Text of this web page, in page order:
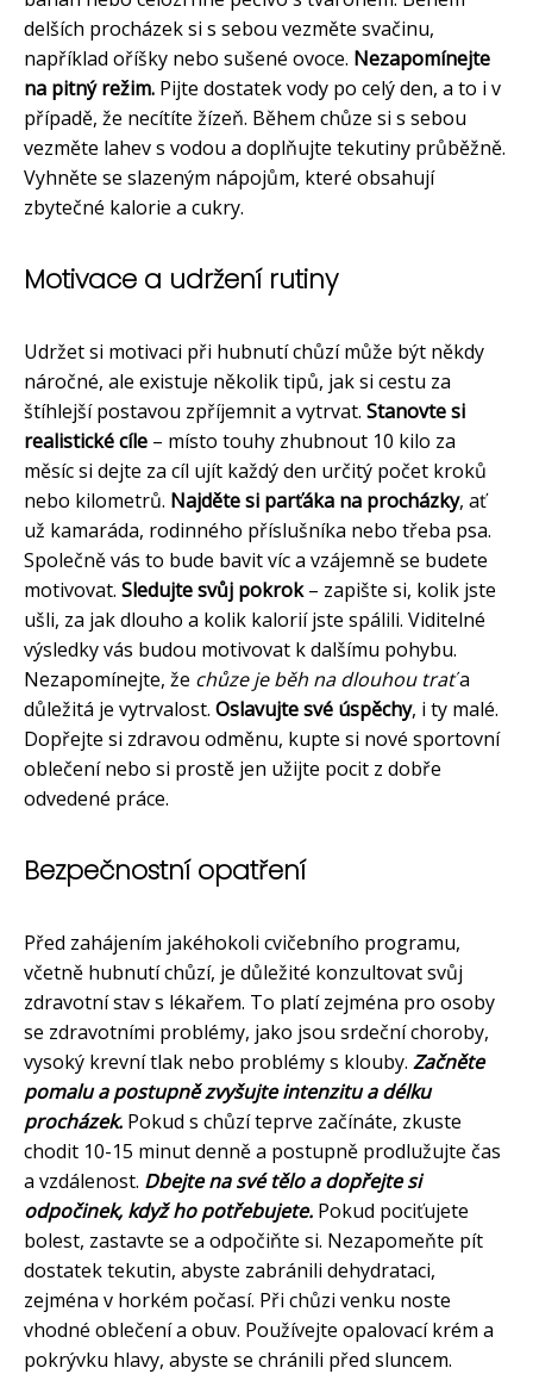
delších procházek si s sebou vezměte svačinu,
například oříšky nebo sušené ovoce. Nezapomínejte
na pitný režim. Pijte dostatek vody po celý den, a to i v
případě, že necítíte žízeň. Během chůze si s sebou
vezměte lahev s vodou a doplňujte tekutiny průběžně.
Vyhněte se slazeným nápojům, které obsahují
zbytečné kalorie a cukry.
Motivace a udržení rutiny
Udržet si motivaci při hubnutí chůzí může být někdy
náročné, ale existuje několik tipů, jak si cestu za
štíhlejší postavou zpříjemnit a vytrvat. Stanovte si
realistické cíle – místo touhy zhubnout 10 kilo za
měsíc si dejte za cíl ujít každý den určitý počet kroků
nebo kilometrů. Najděte si parťáka na procházky, ať
už kamaráda, rodinného příslušníka nebo třeba psa.
Společně vás to bude bavit víc a vzájemně se budete
motivovat. Sledujte svůj pokrok– zapište si, kolik jste
ušli, za jak dlouho a kolik kalorií jste spálili. Viditelné
výsledky vás budou motivovat k dalšímu pohybu.
Nezapomínejte, že chůze je běh na dlouhou traťa
důležitá je vytrvalost. Oslavujte své úspěchy, i ty malé.
Dopřejte si zdravou odměnu, kupte si nové sportovní
oblečení nebo si prostě jen užijte pocit z dobře
odvedené práce.
Bezpečnostní opatření
Před zahájením jakéhokoli cvičebního programu,
včetně hubnutí chůzí, je důležité konzultovat svůj
zdravotní stav s lékařem. To platí zejména pro osoby
se zdravotními problémy, jako jsou srdeční choroby,
vysoký krevní tlak nebo problémy s klouby. Začněte
pomalu a postupně zvyšujte intenzitu a délku
procházek. Pokud s chůzí teprve začínáte, zkuste
chodit 10-15 minut denně a postupně prodlužujte čas
a vzdálenost. Dbejte na své tělo a dopřejte si
odpočinek, když ho potřebujete. Pokud pociťujete
bolest, zastavte se a odpočiňte si. Nezapomeňte pít
dostatek tekutin, abyste zabránili dehydrataci,
zejména v horkém počasí. Při chůzi venku noste
vhodné oblečení a obuv. Používejte opalovací krém a
pokrývku hlavy, abyste se chránili před sluncem.